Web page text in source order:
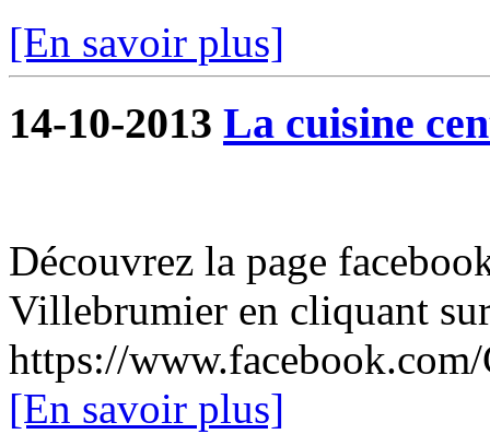
[En savoir plus]
14-10-2013 La cuisine
Découvrez la page
Villebrumier en cliquant
https://
[En savoir plus]